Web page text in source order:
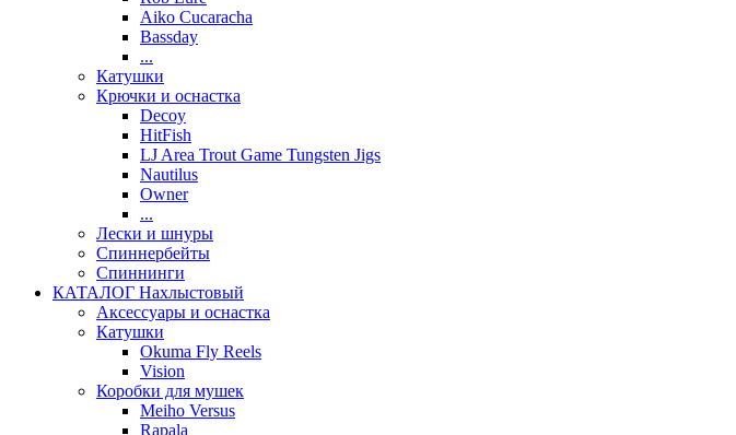
Aiko Cucaracha
Bassday
...
Катушки
Крючки и оснастка
Decoy
HitFish
LJ Area Trout Game Tungsten Jigs
Nautilus
Owner
...
Лески и шнуры
Спиннербейты
Спиннинги
КАТАЛОГ Нахлыстовый
Аксессуары и оснастка
Катушки
Okuma Fly Reels
Vision
Коробки для мушек
Meiho Versus
Rapala